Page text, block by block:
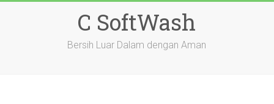
C SoftWash
Bersih Luar Dalam dengan Aman